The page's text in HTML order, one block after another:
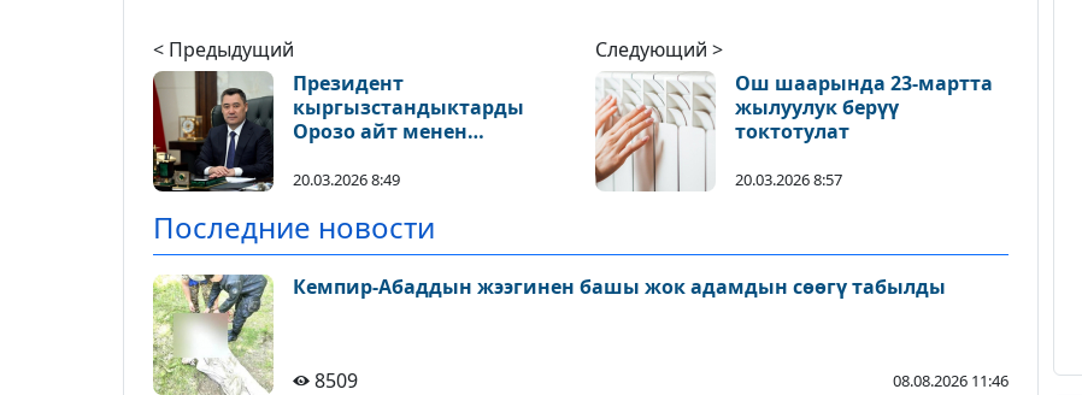
< Предыдущий
Президент
кыргызстандыктарды
Орозо айт менен
20.03.2026 8:49
Следующий >
Ош шаарында 23-мартта
жылуулук берүү
токтотулат
20.03.2026 8:57
Последние новости
Кемпир-Абаддын жээгинен башы жок адамдын сөөгү табылды
8509 08.08.2026 11:46